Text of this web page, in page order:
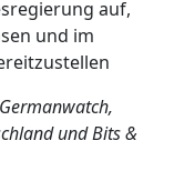
auf,
und im
und Bits &